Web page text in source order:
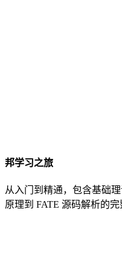
邦学习之旅
从入门到精通，包含基础
原理到 FATE 源码解析的完